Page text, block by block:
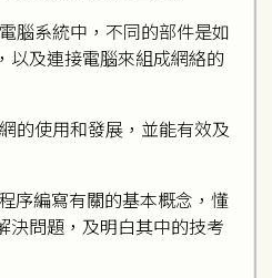
腦系統中，不同的部件是如
以及連接電腦來組成網絡的
的使用和發展，並能有效及
序編寫有關的基本概念，懂
決問題，及明白其中的技考